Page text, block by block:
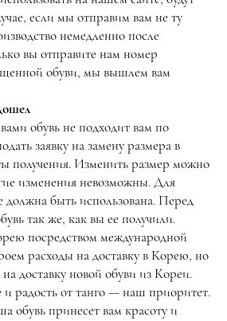
если мы отправим вам не ту
немедленно после
вы отправите нам номер
обуви, мы вышлем вам
обувь не подходит вам по
заявку на замену размера в
получения. Изменить размер можно
изменения невозможны. Для
должна быть использована. Перед
так же, как вы ее получили.
посредством международной
расходы на доставку в Корею, но
доставку новой обуви из Кореи.
и радость от танго — наш приоритет.
обувь принесет вам красоту и